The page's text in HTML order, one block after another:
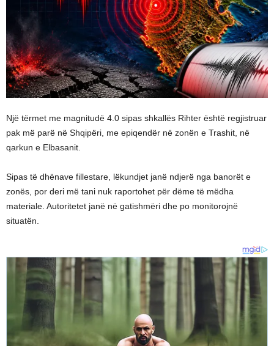
Një tërmet me magnitudë 4.0 sipas shkallës Rihter është regjistruar
pak më parë në Shqipëri, me epiqendër në zonën e Trashit, në
qarkun e Elbasanit.
Sipas të dhënave fillestare, lëkundjet janë ndjerë nga banorët e
zonës, por deri më tani nuk raportohet për dëme të mëdha
materiale. Autoritetet janë në gatishmëri dhe po monitorojnë
situatën.